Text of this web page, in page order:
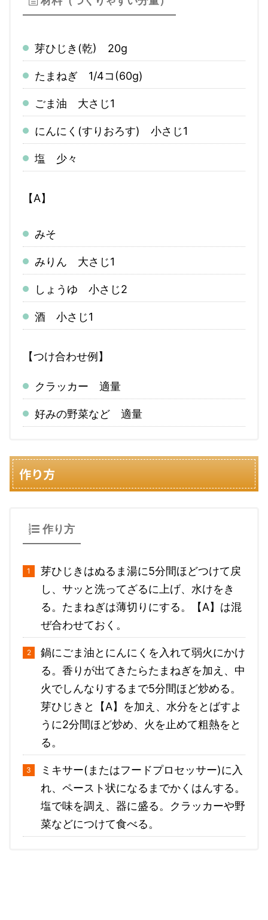
芽ひじき(乾) 20g
たまねぎ 1/4コ(60g)
ごま油 大さじ1
にんにく(すりおろす) 小さじ1
塩 少々
【A】
みそ
みりん 大さじ1
しょうゆ 小さじ2
酒 小さじ1
【つけ合わせ例】
クラッカー 適量
好みの野菜など 適量
作り方
作り方
芽ひじきはぬるま湯に5分間ほどつけて戻
し、サッと洗ってざるに上げ、水けをき
る。たまねぎは薄切りにする。【A】は混
ぜ合わせておく。
鍋にごま油とにんにくを入れて弱火にかけ
る。香りが出てきたらたまねぎを加え、中
火でしんなりするまで5分間ほど炒める。
芽ひじきと【A】を加え、水分をとばすよ
うに2分間ほど炒め、火を止めて粗熱をと
る。
ミキサー(またはフードプロセッサー)に入
れ、ペースト状になるまでかくはんする。
塩で味を調え、器に盛る。クラッカーや野
菜などにつけて食べる。